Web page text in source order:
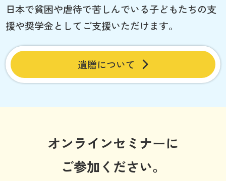
日本で貧困や虐待で苦しんでいる子どもたちの支
援や奨学金としてご支援いただけます。
遺贈について
オンラインセミナーに
ご参加ください。